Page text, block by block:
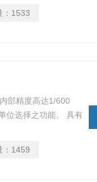
： 1533
部精度高达1/600
位选择之功能。 具有
： 1459